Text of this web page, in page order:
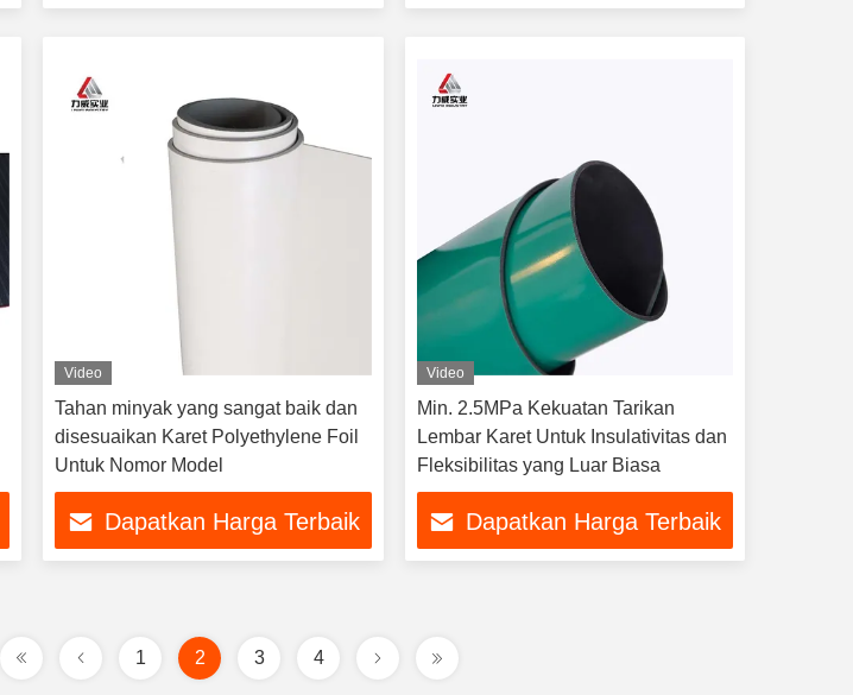
Video
Tahan minyak yang sangat baik dan
disesuaikan Karet Polyethylene Foil
Untuk Nomor Model
Dapatkan Harga Terbaik
Video
Min. 2.5MPa Kekuatan Tarikan
Lembar Karet Untuk Insulativitas dan
Fleksibilitas yang Luar Biasa
Dapatkan Harga Terbaik
1 2 3 4